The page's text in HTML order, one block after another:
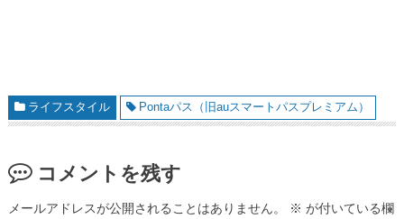
ライフスタイル Pontaパス（旧auスマートパスプレミアム）
コメントを残す
メールアドレスが公開されることはありません。 ※ が付いている欄